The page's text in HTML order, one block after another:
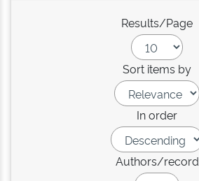
Results/Page
Sort items by
In order
Authors/record